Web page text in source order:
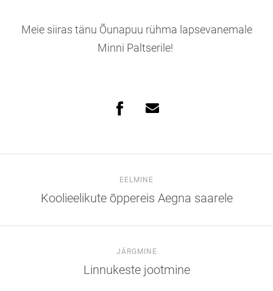
Meie siiras tänu Õunapuu rühma lapsevanemale
Minni Paltserile!
EELMINE
Koolieelikute õppereis Aegna saarele
JÄRGMINE
Linnukeste jootmine